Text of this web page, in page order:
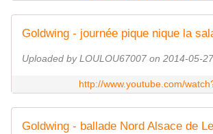
Goldwing - journée pique nique la
Uploaded by LOULOU67007 on 2014-05-27.
http://www.youtube.com/